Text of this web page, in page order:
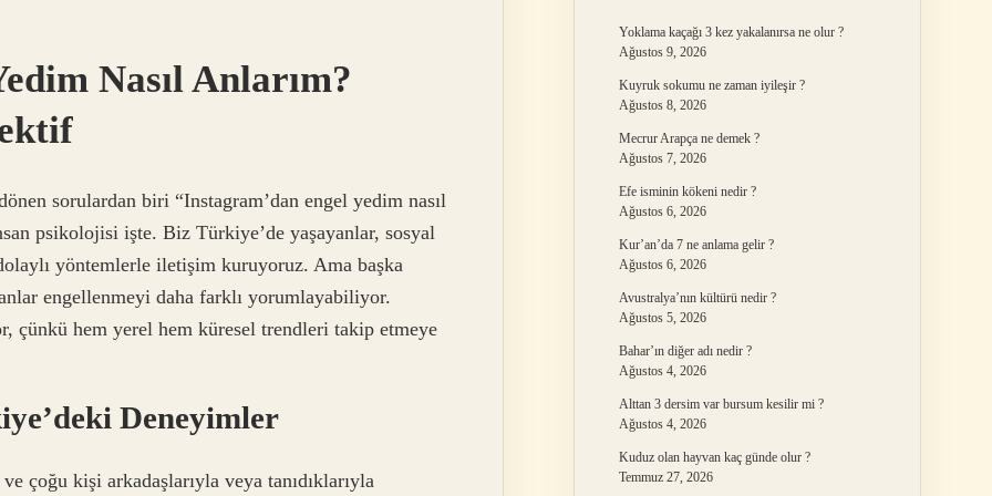
Nasıl Anlarım?
sorulardan biri “Instagram’dan engel yedim nasıl
psikolojisi işte. Biz Türkiye’de yaşayanlar, sosyal
yöntemlerle iletişim kuruyoruz. Ama başka
engellenmeyi daha farklı yorumlayabiliyor.
çünkü hem yerel hem küresel trendleri takip etmeye
Deneyimler
çoğu kişi arkadaşlarıyla veya tanıdıklarıyla
Yoklama kaçağı 3 kez yakalanırsa ne olur ?
Ağustos 9, 2026
Kuyruk sokumu ne zaman iyileşir ?
Ağustos 8, 2026
Mecrur Arapça ne demek ?
Ağustos 7, 2026
Efe isminin kökeni nedir ?
Ağustos 6, 2026
Kur’an’da 7 ne anlama gelir ?
Ağustos 6, 2026
Avustralya’nın kültürü nedir ?
Ağustos 5, 2026
Bahar’ın diğer adı nedir ?
Ağustos 4, 2026
Alttan 3 dersim var bursum kesilir mi ?
Ağustos 4, 2026
Kuduz olan hayvan kaç günde olur ?
Temmuz 27, 2026